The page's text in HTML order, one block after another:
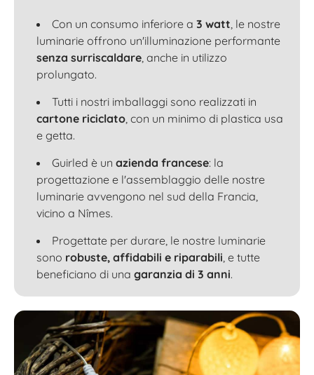
Con un consumo inferiore a 3 watt, le nostre
luminarie offrono un'illuminazione performante
senza surriscaldare, anche in utilizzo
prolungato.
Tutti i nostri imballaggi sono realizzati in
cartone riciclato, con un minimo di plastica usa
e getta.
Guirled è un azienda francese: la
progettazione e l'assemblaggio delle nostre
luminarie avvengono nel sud della Francia,
vicino a Nîmes.
Progettate per durare, le nostre luminarie
sono robuste, affidabili e riparabili, e tutte
beneficiano di una garanzia di 3 anni.